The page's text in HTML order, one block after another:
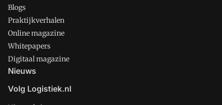
Blogs
Praktijkverhalen
Online magazine
Whitepapers
Digitaal magazine
Nieuws
Volg Logistiek.nl